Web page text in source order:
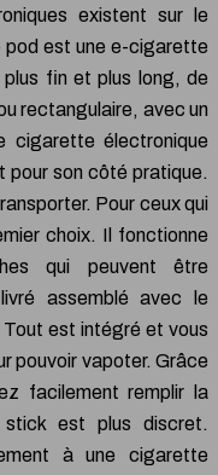
existent sur le
pod est une e-cigarette
fin et plus long, de
rectangulaire, avec un
cigarette électronique
pour son côté pratique.
Pour ceux qui
choix. Il fonctionne
qui peuvent être
assemblé avec le
est intégré et vous
pouvoir vapoter. Grâce
facilement remplir la
est plus discret.
à une cigarette